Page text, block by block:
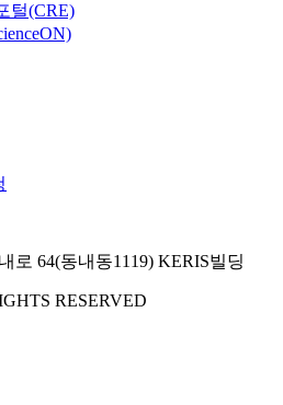
털(CRE)
로 64(동내동1119) KERIS빌딩
RESERVED